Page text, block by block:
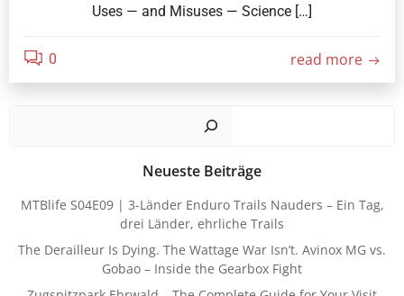
Uses — and Misuses — Science […]
0 read more
Neueste Beiträge
MTBlife S04E09 | 3-Länder Enduro Trails Nauders – Ein Tag,
drei Länder, ehrliche Trails
The Derailleur Is Dying. The Wattage War Isn’t. Avinox MG vs.
Gobao – Inside the Gearbox Fight